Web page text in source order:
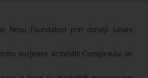
Neșu Foundation prin donații lunare
susținere activității Complexului de